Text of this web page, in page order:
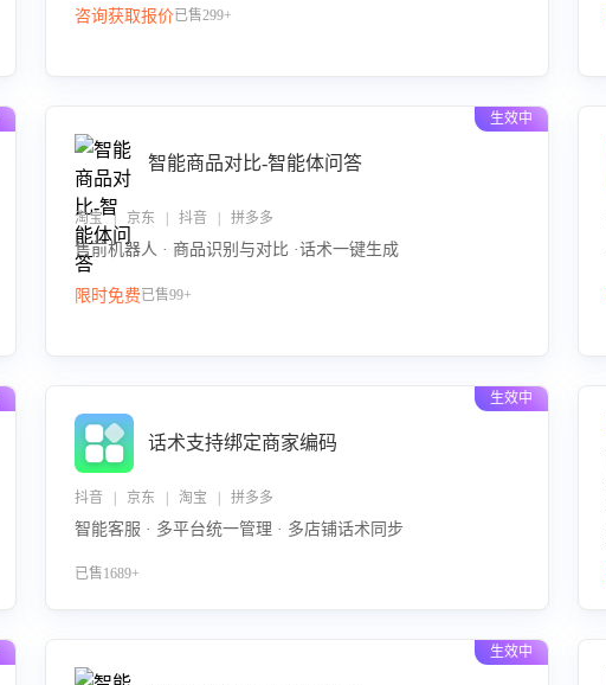
咨询获取报价已售299+
生效中
智能商品对比-智能体问答
淘宝 | 京东 | 抖音 | 拼多多
售前机器人 · 商品识别与对比 ·话术一键生成
限时免费已售99+
生效中
话术支持绑定商家编码
抖音 | 京东 | 淘宝 | 拼多多
智能客服 · 多平台统一管理 · 多店铺话术同步
已售1689+
生效中